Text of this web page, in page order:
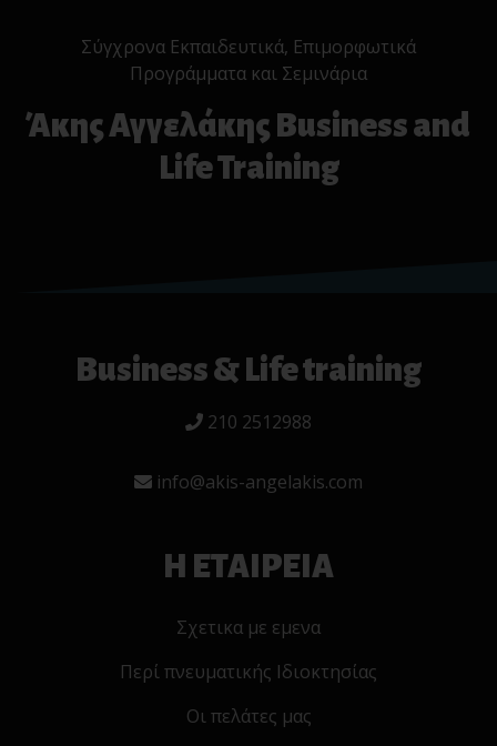
Σύγχρονα Εκπαιδευτικά, Επιμορφωτικά
Προγράμματα και Σεμινάρια
Άκης Αγγελάκης Business and
Life Training
Business & Life training
210 2512988
info@akis-angelakis.com
Η ΕΤΑΙΡΕΙΑ
Σχετικα με εμενα
Περί πνευματικής Ιδιοκτησίας
Οι πελάτες μας